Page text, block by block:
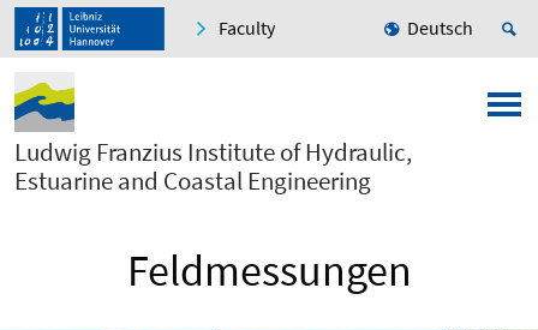
Faculty Deutsch
Ludwig Franzius Institute of Hydraulic,
Estuarine and Coastal Engineering
Feldmessungen